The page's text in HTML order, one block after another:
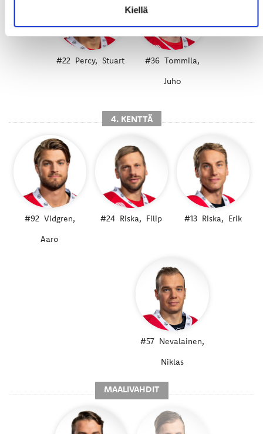
Kiellä
#22 Percy, Stuart #36 Tommila,
Juho
4. KENTTÄ
#92 Vidgren,
Aaro
#24 Riska, Filip #13 Riska, Erik
#57 Nevalainen,
Niklas
MAALIVAHDIT